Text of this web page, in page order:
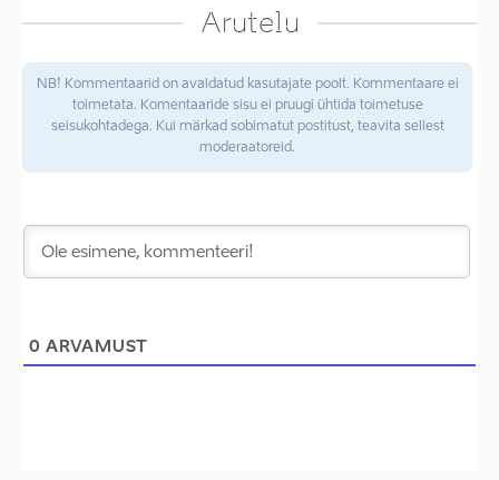
Arutelu
NB! Kommentaarid on avaldatud kasutajate poolt. Kommentaare ei
toimetata. Komentaaride sisu ei pruugi ühtida toimetuse
seisukohtadega. Kui märkad sobimatut postitust, teavita sellest
moderaatoreid.
0 ARVAMUST